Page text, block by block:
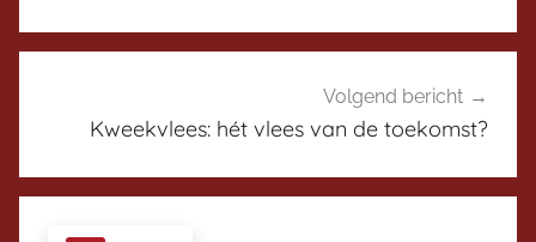
s
Volgend bericht
Kweekvlees: hét vlees van de toekomst?